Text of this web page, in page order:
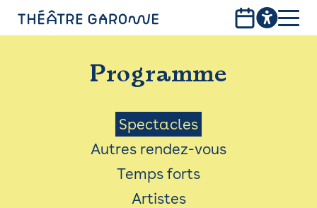
PROGRAMME
INFOS PRATIQUES
AVEC LES PUBLICS
ACCESSIBILITÉ
LES PRODUCTIONS
Programme
Menu
Saison
Spectacles
Autres rendez-vous
Temps forts
Artistes